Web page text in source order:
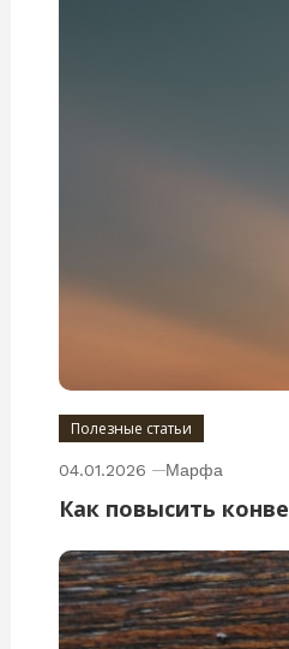
Полезные статьи
04.01.2026 Марфа
Как повысить